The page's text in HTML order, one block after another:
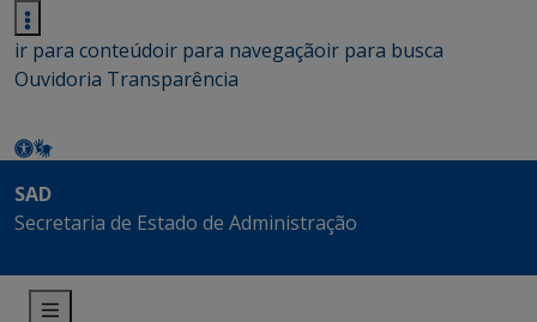
ir para conteúdoir para navegaçãoir para busca
Ouvidoria Transparência
SAD
Secretaria de Estado de Administração